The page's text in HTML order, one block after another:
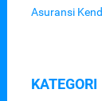
Asuransi
KATEGORI